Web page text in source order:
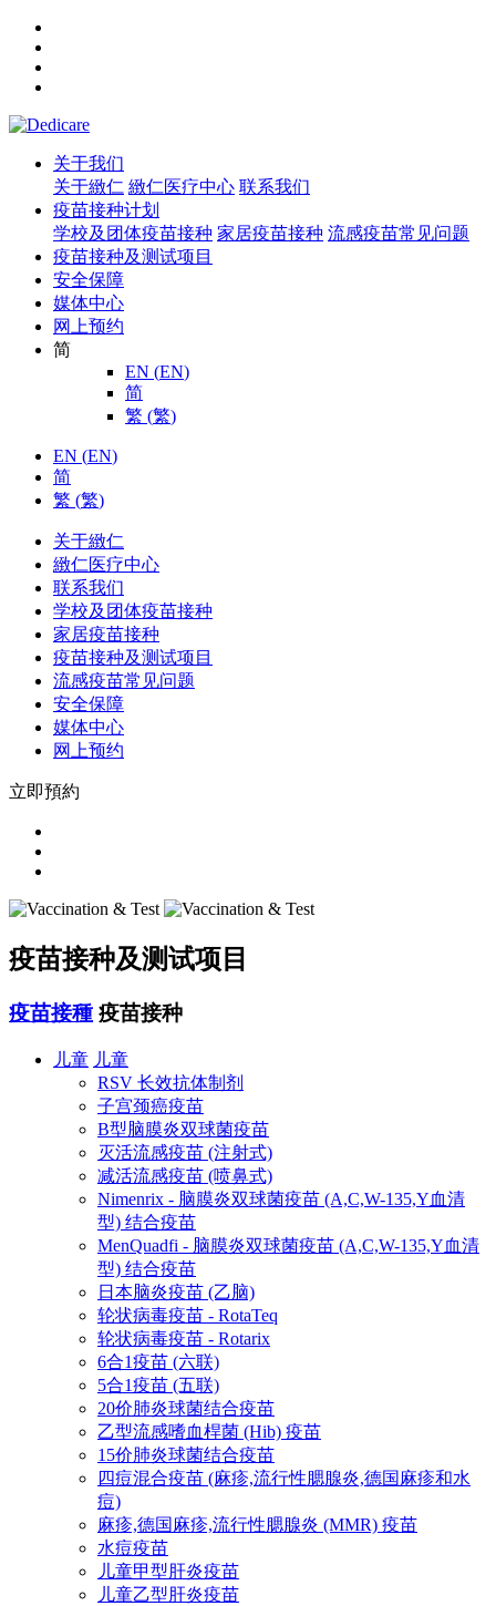
关于我们
关于緻仁 緻仁医疗中心 联系我们
疫苗接种计划
学校及团体疫苗接种 家居疫苗接种 流感疫苗常见问题
疫苗接种及测试项目
安全保障
媒体中心
网上预约
简
EN (EN)
简
繁 (繁)
EN (EN)
简
繁 (繁)
关于緻仁
緻仁医疗中心
联系我们
学校及团体疫苗接种
家居疫苗接种
疫苗接种及测试项目
流感疫苗常见问题
安全保障
媒体中心
网上预约
立即預約
疫苗接种及测试项目
疫苗接種 疫苗接种
儿童 儿童
RSV 长效抗体制剂
子宫颈癌疫苗
B型脑膜炎双球菌疫苗
灭活流感疫苗 (注射式)
减活流感疫苗 (喷鼻式)
Nimenrix - 脑膜炎双球菌疫苗 (A,C,W-135,Y血清
型) 结合疫苗
MenQuadfi - 脑膜炎双球菌疫苗 (A,C,W-135,Y血清
型) 结合疫苗
日本脑炎疫苗 (乙脑)
轮状病毒疫苗 - RotaTeq
轮状病毒疫苗 - Rotarix
6合1疫苗 (六联)
5合1疫苗 (五联)
20价肺炎球菌结合疫苗
乙型流感嗜血桿菌 (Hib) 疫苗
15价肺炎球菌结合疫苗
四痘混合疫苗 (麻疹,流行性腮腺炎,德国麻疹和水
痘)
麻疹,德国麻疹,流行性腮腺炎 (MMR) 疫苗
水痘疫苗
儿童甲型肝炎疫苗
儿童乙型肝炎疫苗